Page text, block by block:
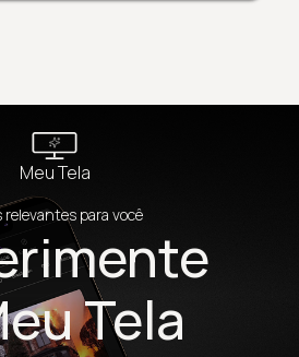
Meu Tela
para você
Tela